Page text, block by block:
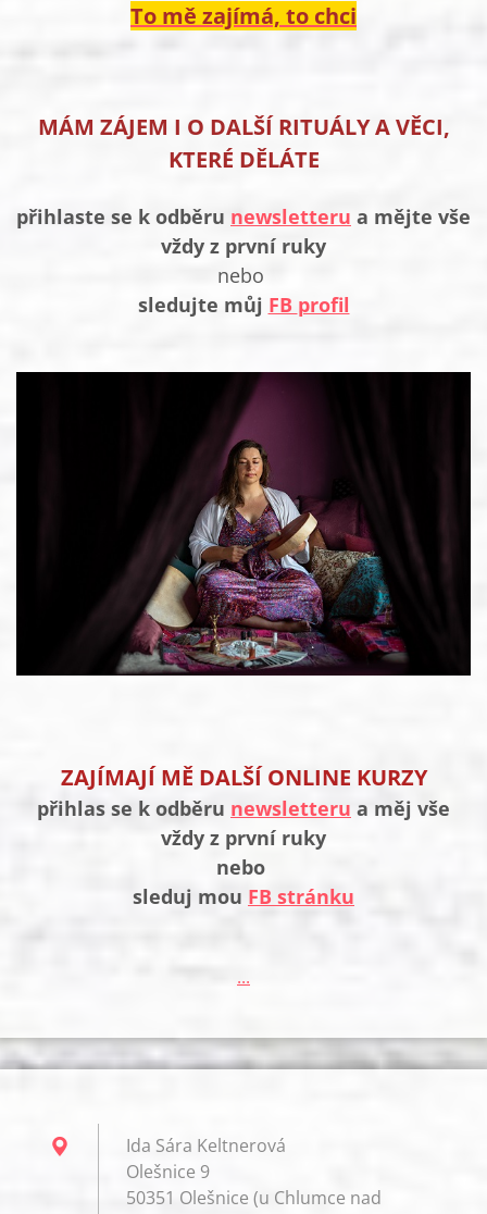
To mě zajímá, to chci
MÁM ZÁJEM I O DALŠÍ RITUÁLY A VĚCI,
KTERÉ DĚLÁTE
přihlaste se k odběru newsletteru a mějte vše
vždy z první ruky
nebo
sledujte můj FB profil
ZAJÍMAJÍ MĚ DALŠÍ ONLINE KURZY
přihlas se k odběru newsletteru a měj vše
vždy z první ruky
nebo
sleduj mou FB stránku
...
Ida Sára Keltnerová
Olešnice 9
50351 Olešnice (u Chlumce nad